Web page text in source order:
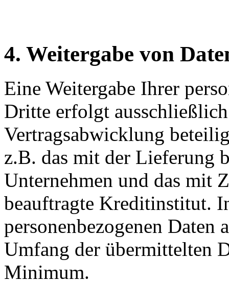
4. Weitergabe von
Eine Weitergabe Ihrer
Dritte erfolgt
Vertragsabwicklung
z.B. das mit der Lieferung
Unternehmen und das mit
beauftragte Kreditinstitut.
personenbezogenen Daten
Umfang der übermittelten
Minimum.